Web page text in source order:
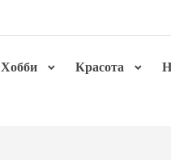
Хобби Красота